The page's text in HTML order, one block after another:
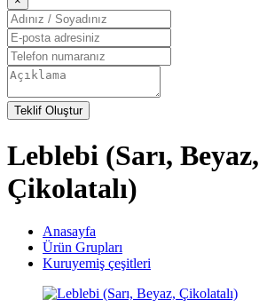
Teklif Oluştur
Leblebi (Sarı, Beyaz,
Çikolatalı)
Anasayfa
Ürün Grupları
Kuruyemiş çeşitleri